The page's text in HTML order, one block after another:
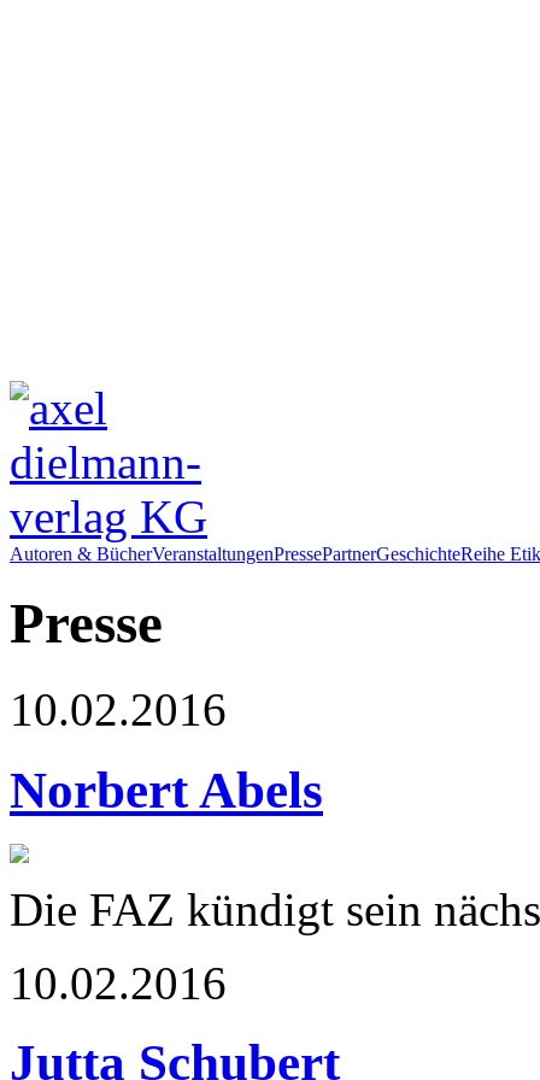
Autoren & BücherVeranstaltungenPressePartnerGeschichteReihe
Presse
10.02.2016
Norbert Abels
Die FAZ kündigt sein
10.02.2016
Jutta Schubert